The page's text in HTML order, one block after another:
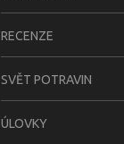
RECENZE
SVĚT POTRAVIN
ÚLOVKY